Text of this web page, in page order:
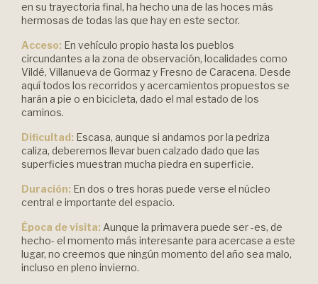
en su trayectoria final, ha hecho una de las hoces más
hermosas de todas las que hay en este sector.
Acceso: En vehículo propio hasta los pueblos
circundantes a la zona de observación, localidades como
Vildé, Villanueva de Gormaz y Fresno de Caracena. Desde
aquí todos los recorridos y acercamientos propuestos se
harán a pie o en bicicleta, dado el mal estado de los
caminos.
Dificultad: Escasa, aunque si andamos por la pedriza
caliza, deberemos llevar buen calzado dado que las
superficies muestran mucha piedra en superficie.
Duración: En dos o tres horas puede verse el núcleo
central e importante del espacio.
Época de visita: Aunque la primavera puede ser -es, de
hecho- el momento más interesante para acercase a este
lugar, no creemos que ningún momento del año sea malo,
incluso en pleno invierno.